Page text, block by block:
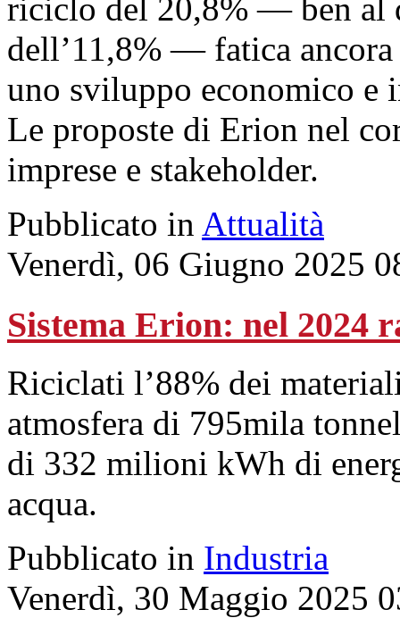
riciclo del 20,8% — ben al
dell’11,8% — fatica ancora
uno sviluppo economico e
Le proposte di Erion nel
imprese e stakeholder.
Pubblicato in Attualità
Venerdì, 06 Giugno 2025
Sistema Erion: nel 2024
Riciclati l’88% dei
atmosfera di 795mila
di 332 milioni kWh di
acqua.
Pubblicato in Industria
Venerdì, 30 Maggio 2025